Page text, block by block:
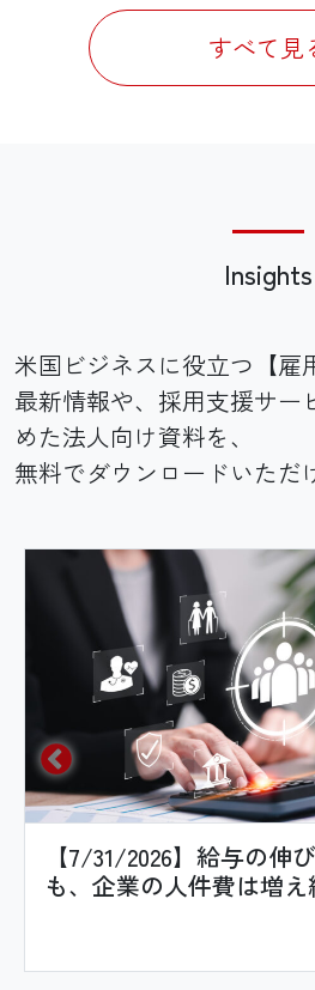
すべて見
Insights
米国ビジネスに役立つ【雇
最新情報や、採用支援サー
めた法人向け資料を、
無料でダウンロードいただ
【7/31/2026】給与の伸
も、企業の人件費は増え